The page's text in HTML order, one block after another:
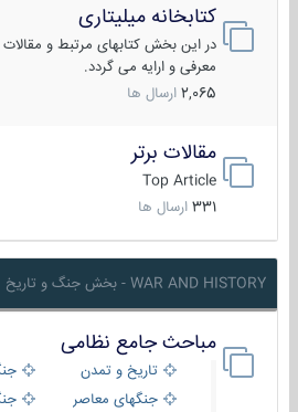
کتابخانه میلیتاری
در این بخش کتابهای مرتبط و مقالات
معرفی و ارایه می گردد.
2,065 ارسال ها
مقالات برتر
Top Article
331 ارسال ها
WAR AND HISTORY - بخش جنگ و تاریخ
مباحث جامع نظامی
تاریخ و تمدن
جنگهای معاصر